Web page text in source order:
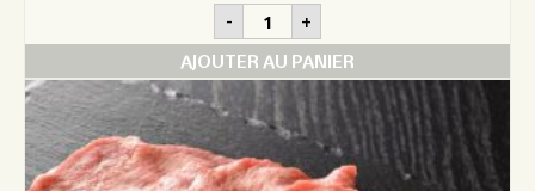
- quantité
de
Osso
buco
de
veau
+
AJOUTER AU PANIER